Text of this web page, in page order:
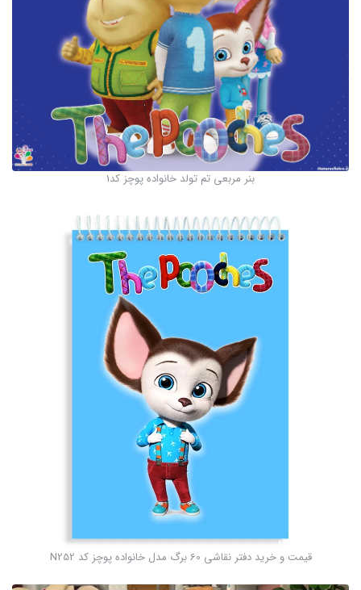
بنر مربعی تم تولد خانواده پوچز کد1
قیمت و خرید دفتر نقاشی 60 برگ مدل خانواده پوچز کد N252